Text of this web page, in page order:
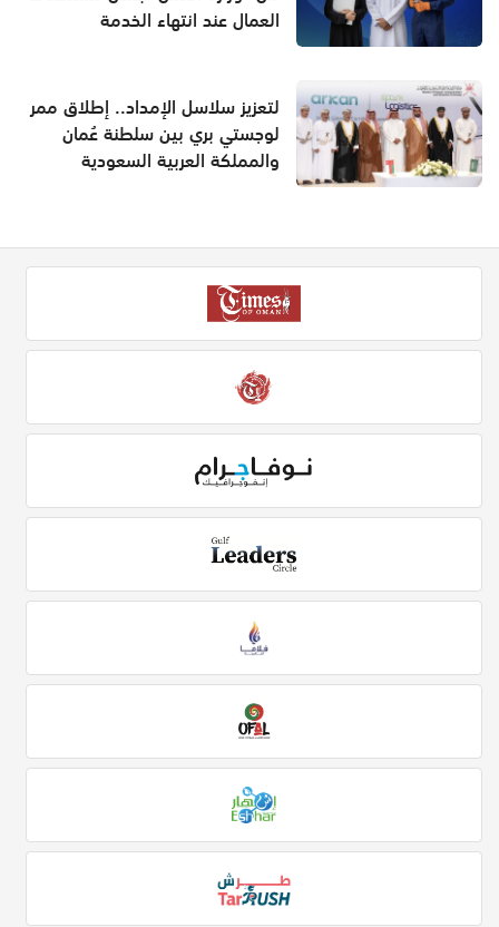
العمال عند انتهاء الخدمة
لتعزيز سلاسل الإمداد.. إطلاق ممر
لوجستي بري بين سلطنة عُمان
والمملكة العربية السعودية